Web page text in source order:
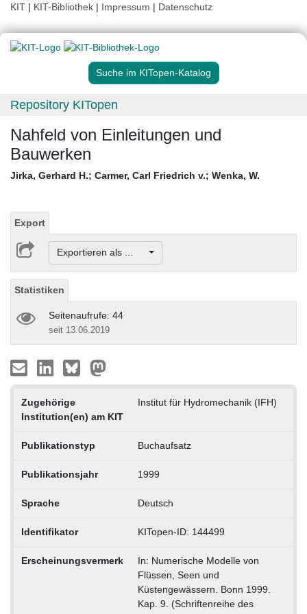
KIT | KIT-Bibliothek | Impressum | Datenschutz
Suche im KITopen-Katalog
Repository KITopen
Nahfeld von Einleitungen und
Bauwerken
Jirka, Gerhard H.; Carmer, Carl Friedrich v.; Wenka, W.
Export
Exportieren als ...
Statistiken
Seitenaufrufe: 44
seit 13.06.2019
Zugehörige
Institution(en) am KIT
Institut für Hydromechanik (IFH)
Publikationstyp Buchaufsatz
Publikationsjahr 1999
Sprache Deutsch
Identifikator KITopen-ID: 144499
Erscheinungsvermerk
In: Numerische Modelle von
Flüssen, Seen und
Küstengewässern. Bonn 1999.
Kap. 9. (Schriftenreihe des